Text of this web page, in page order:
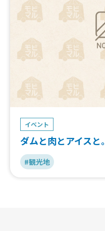
イベント
ダムと肉とアイスと。
#観光地